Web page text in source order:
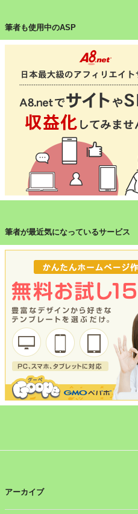
筆者も使用中のASP
筆者が最近気になっているサービス
アーカイブ